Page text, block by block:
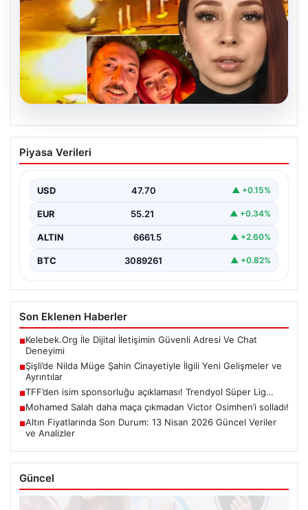
Şişli’de Nilda Müge Şahin Cinayetiyle
İlgili Yeni Gelişmeler ve Ayrıntılar
kadının hayatını kaybetmesine neden olan trajik
cinayet…
Piyasa Verileri
USD 47.70 ▲ +0.15%
EUR 55.21 ▲ +0.34%
ALTIN 6661.5 ▲ +2.60%
BTC 3089261 ▲ +0.82%
Son Eklenen Haberler
■Kelebek.Org İle Dijital İletişimin Güvenli Adresi Ve Chat
Deneyimi
■Şişli’de Nilda Müge Şahin Cinayetiyle İlgili Yeni Gelişmeler ve
Ayrıntılar
■TFF’den isim sponsorluğu açıklaması! Trendyol Süper Lig…
■Mohamed Salah daha maça çıkmadan Victor Osimhen’i solladı!
■Altın Fiyatlarında Son Durum: 13 Nisan 2026 Güncel Veriler
ve Analizler
Güncel